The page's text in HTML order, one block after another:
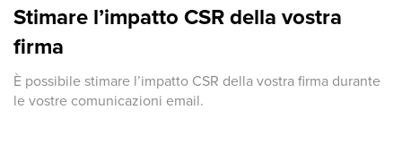
Stimare l’impatto CSR della vostra
firma
È possibile stimare l’impatto CSR della vostra firma durante
le vostre comunicazioni email.